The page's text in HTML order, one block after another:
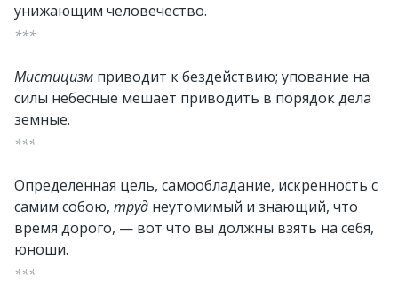
унижающим человечество.
***
Мистицизм приводит к бездействию; упование на
силы небесные мешает приводить в порядок дела
земные.
***
Определенная цель, самообладание, искренность с
самим собою, труд неутомимый и знающий, что
время дорого, — вот что вы должны взять на себя,
юноши.
***